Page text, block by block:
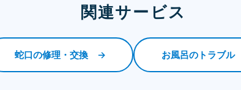
関連サービス
蛇口の修理・交換 → お風呂のトラブ